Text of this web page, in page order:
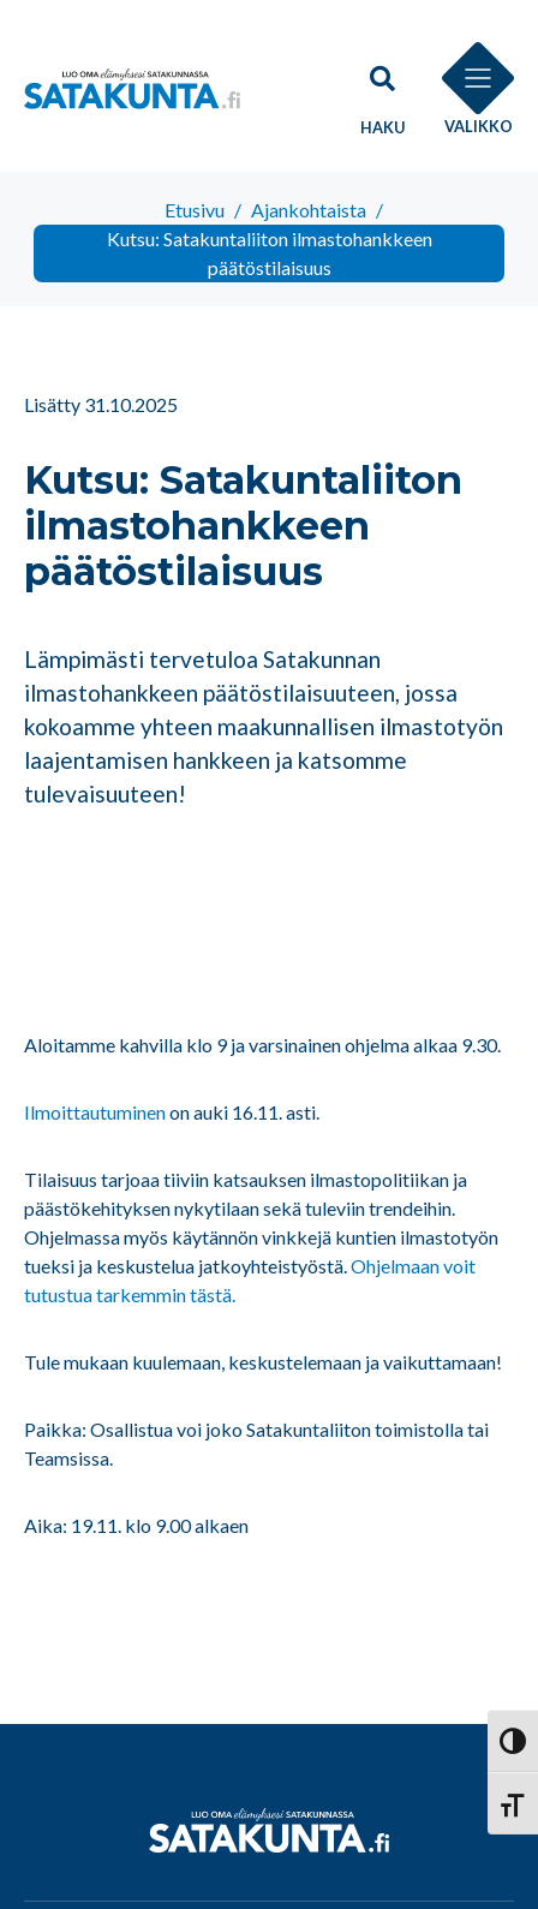
HAKU VALIKKO
Etusivu / Ajankohtaista /
Kutsu: Satakuntaliiton ilmastohankkeen
päätöstilaisuus
Lisätty 31.10.2025
Kutsu: Satakuntaliiton
ilmastohankkeen
päätöstilaisuus
Lämpimästi tervetuloa Satakunnan
ilmastohankkeen päätöstilaisuuteen, jossa
kokoamme yhteen maakunnallisen ilmastotyön
laajentamisen hankkeen ja katsomme
tulevaisuuteen!
Aloitamme kahvilla klo 9 ja varsinainen ohjelma alkaa 9.30.
Ilmoittautuminenon auki 16.11. asti.
Tilaisuus tarjoaa tiiviin katsauksen ilmastopolitiikan ja
päästökehityksen nykytilaan sekä tuleviin trendeihin.
Ohjelmassa myös käytännön vinkkejä kuntien ilmastotyön
tueksi ja keskustelua jatkoyhteistyöstä.Ohjelmaan voit
tutustua tarkemmin tästä.
Tule mukaan kuulemaan, keskustelemaan ja vaikuttamaan!
Paikka: Osallistua voi joko Satakuntaliiton toimistolla tai
Teamsissa.
Aika: 19.11. klo 9.00 alkaen